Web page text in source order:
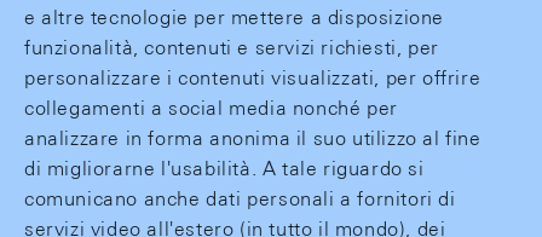
e altre tecnologie per mettere a disposizione
funzionalità, contenuti e servizi richiesti, per
personalizzare i contenuti visualizzati, per offrire
collegamenti a social media nonché per
analizzare in forma anonima il suo utilizzo al fine
di migliorarne l'usabilità. A tale riguardo si
comunicano anche dati personali a fornitori di
servizi video all'estero (in tutto il mondo), dei